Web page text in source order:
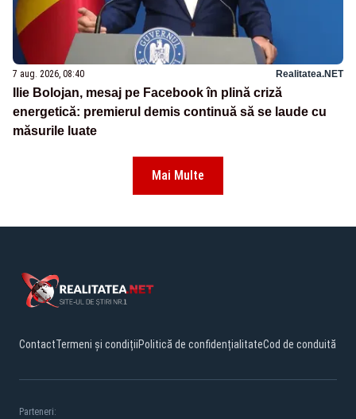
7 aug. 2026, 08:40 Realitatea.NET
Ilie Bolojan, mesaj pe Facebook în plină criză
energetică: premierul demis continuă să se laude cu
măsurile luate
Mai Multe
ContactTermeni și condițiiPolitică de confidențialitateCod de conduită
Parteneri: